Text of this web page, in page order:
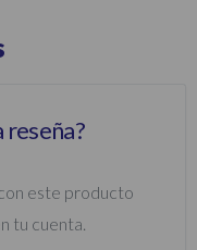
reseña?
este producto
tu cuenta.